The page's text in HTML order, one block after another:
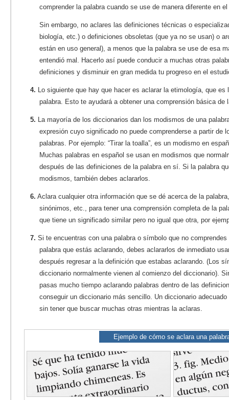
comprender la palabra cuando se use de manera diferente en
Sin embargo, no aclares las definiciones técnicas o
biología, etc.) o definiciones obsoletas (que ya no se usan) o
están en uso general), a menos que la palabra se use de esa
entendió mal. Hacerlo así puede conducir a muchas otras
definiciones y disminuir en gran medida tu progreso en el
4. Lo siguiente que hay que hacer es aclarar la etimología, que
palabra. Esto te ayudará a obtener una comprensión básica de
5. La mayoría de los diccionarios dan los modismos de una
expresión cuyo significado no puede comprenderse a partir de
palabras. Por ejemplo: “Tirar la toalla”, es un modismo en
Muchas palabras en español se usan en modismos que
después de las definiciones de la palabra en sí. Si la palabra
modismos, también debes aclararlos.
6. Aclara cualquier otra información que se dé acerca de la
sinónimos, etc., para tener una comprensión completa de la
que tiene un significado similar pero no igual que otra, por
7. Si te encuentras con una palabra o símbolo que no
palabra que estás aclarando, debes aclararlos de inmediato
después regresar a la definición que estabas aclarando. (Los
diccionario normalmente vienen al comienzo del diccionario).
pasas mucho tiempo aclarando palabras dentro de las
conseguir un diccionario más sencillo. Un diccionario
sin tener que buscar muchas otras mientras la aclaras.
Ejemplo de cómo se aclara una